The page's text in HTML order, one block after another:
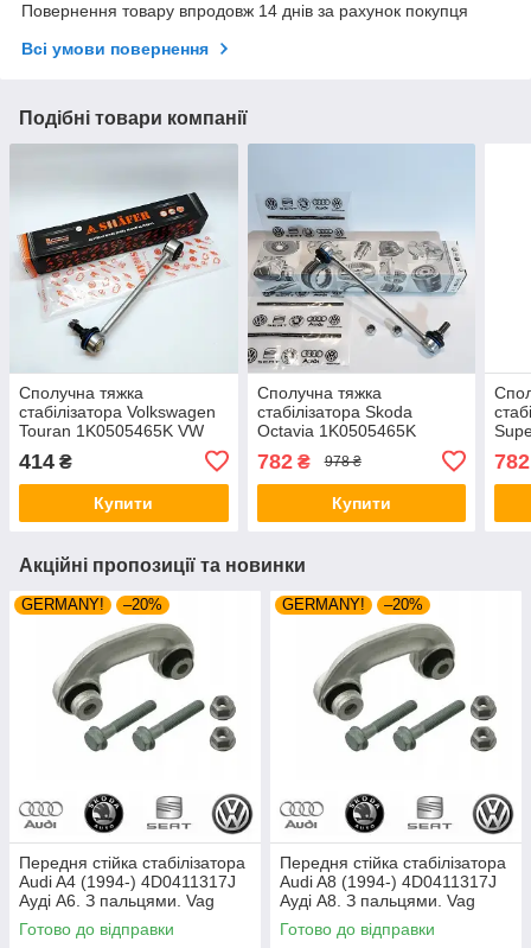
Повернення товару впродовж 14 днів за рахунок покупця
Всі умови повернення
Подібні товари компанії
Сполучна тяжка
стабілізатора Volkswagen
Touran 1K0505465K VW
Австрія
414 ₴
Купити
Сполучна тяжка
стабілізатора Skoda
Octavia 1K0505465K
Шкода Октавіа. Задня. Vag
(Volkswagen)
782₴ 978 ₴
Купити
782
Акційні пропозиції та новинки
GERMANY! –20%
Передня стійка стабілізатора
Audi A4 (1994-) 4D0411317J
Ауді А6. З пальцями. Vag
(Volkswagen)
Готово до відправки
GERMANY! –20%
Передня стійка стабілізатора
Audi A8 (1994-) 4D0411317J
Ауді А8. З пальцями. Vag
(Volkswagen)
Готово до відправки